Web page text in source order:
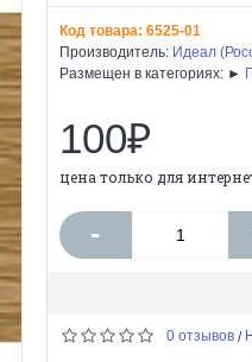
Код товара: 6525-01
Производитель: Идеал
Размещен в категориях: ►
100₽
цена только для
-
0 отзывов /